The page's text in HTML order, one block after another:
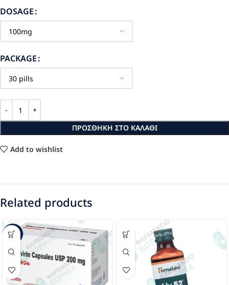
DOSAGE
PACKAGE
ΠΡΟΣΘΉΚΗ ΣΤΟ ΚΑΛΆΘΙ
Add to wishlist
Related products
-12%